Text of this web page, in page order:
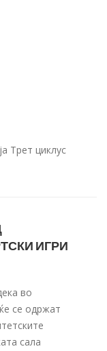
Трет циклус
ИГРИ
во
се одржат
сала